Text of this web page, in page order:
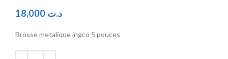
د.ت
Brosse metalique ingco 5 pouces